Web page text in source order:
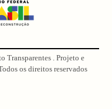
Transparentes . Projeto e
os direitos reservados